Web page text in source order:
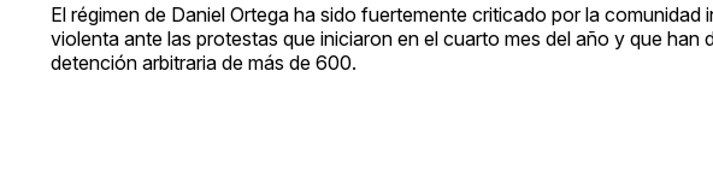
El régimen de Daniel Ortega ha sido fuertemente criticado por la
violenta ante las protestas que iniciaron en el cuarto mes del año y que
detención arbitraria de más de 600.